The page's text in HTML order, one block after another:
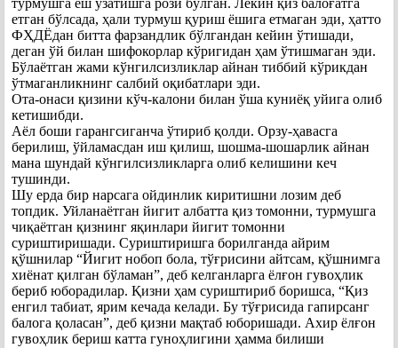
турмушга ёш узатишга рози бўлган. Лекин қиз балоғатга
етган бўлсада, ҳали турмуш қуриш ёшига етмаган эди, ҳатто
ФҲДЁдан битта фарзандлик бўлгандан кейин ўтишади,
деган ўй билан шифокорлар кўригидан ҳам ўтишмаган эди.
Бўлаётган жами кўнгилсизликлар айнан тиббий кўрикдан
ўтмаганликнинг салбий оқибатлари эди.
Ота-онаси қизини кўч-калони билан ўша куниёқ уйига олиб
кетишибди.
Аёл боши гарангсиганча ўтириб қолди. Орзу-ҳавасга
берилиш, ўйламасдан иш қилиш, шошма-шошарлик айнан
мана шундай кўнгилсизликларга олиб келишини кеч
тушинди.
Шу ерда бир нарсага ойдинлик киритишни лозим деб
топдик. Уйланаётган йигит албатта қиз томонни, турмушга
чиқаётган қизнинг яқинлари йигит томонни
суриштиришади. Суриштиришга борилганда айрим
қўшнилар “Йигит нобоп бола, тўғрисини айтсам, қўшнимга
хиёнат қилган бўламан”, деб келганларга ёлғон гувоҳлик
бериб юборадилар. Қизни ҳам суриштириб боришса, “Қиз
енгил табиат, ярим кечада келади. Бу тўғрисида гапирсанг
балога қоласан”, деб қизни мақтаб юборишади. Ахир ёлғон
гувоҳлик бериш катта гуноҳлигини ҳамма билиши